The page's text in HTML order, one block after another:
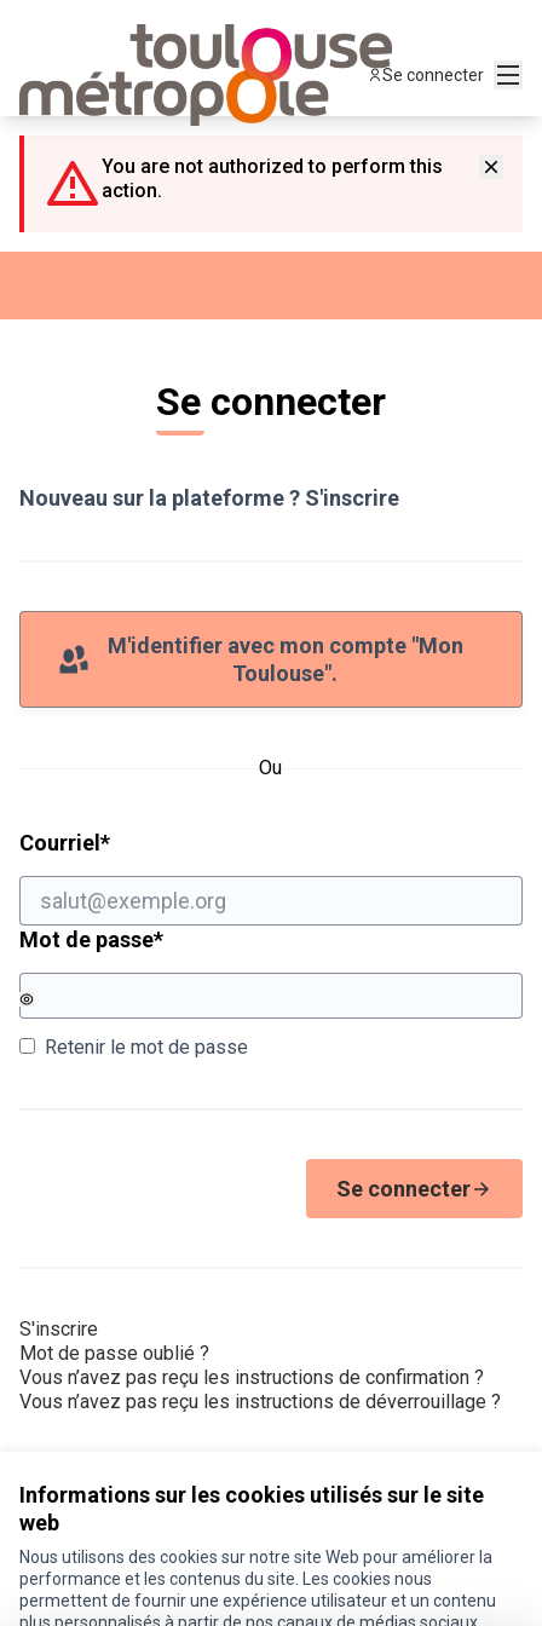
Informations sur les cookies utilisés sur le site
web
Nous utilisons des cookies sur notre site Web pour améliorer la
performance et les contenus du site. Les cookies nous
permettent de fournir une expérience utilisateur et un contenu
Se connecter
You are not authorized to perform this
action.
Se connecter
Nouveau sur la plateforme ? S'inscrire
M'identifier avec mon compte "Mon
Toulouse".
Ou
Courriel *Champ obligatoire
Mot de passe*Champ obligatoire
Retenir le mot de passe
Se connecter
S'inscrire
Mot de passe oublié ?
Vous n’avez pas reçu les instructions de confirmation ?
Vous n’avez pas reçu les instructions de déverrouillage ?
Conditions d'utilisation
Paramètres des cookies
Je participe ! sur X
Je participe ! sur Facebook
Je participe ! sur Instagram